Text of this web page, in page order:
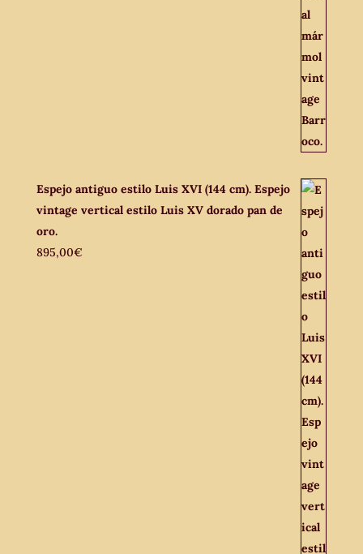
Espejo antiguo estilo Luis XVI (144 cm). Espejo
vintage vertical estilo Luis XV dorado pan de
oro.
895,00€